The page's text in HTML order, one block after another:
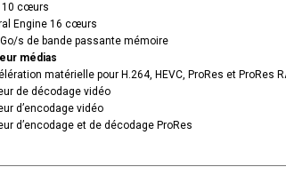
10 cœurs
Engine 16 cœurs
s de bande passante mémoire
médias
matérielle pour H.264, HEVC, ProRes et ProRes
de décodage vidéo
d’encodage vidéo
d’encodage et de décodage ProRes